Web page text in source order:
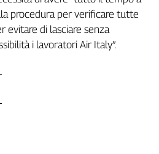
procedura per verificare tutte
evitare di lasciare senza
i lavoratori Air Italy”.